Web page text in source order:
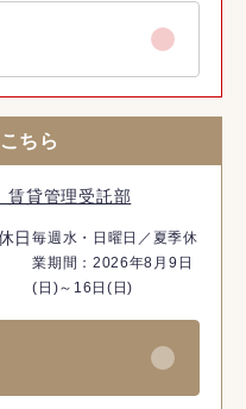
ちら
賃貸管理受託部
日毎週水・日曜日／夏季休
業期間：2026年8月9日
(日)～16日(日)